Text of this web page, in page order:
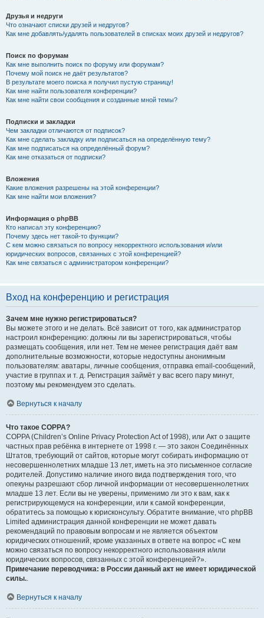
Друзья и недруги
Что означают списки друзей и недругов?
Как мне добавлять/удалять пользователей в списках моих друзей и недругов?
Поиск по форумам
Как мне выполнить поиск по форуму или форумам?
Почему мой поиск не даёт результатов?
В результате моего поиска я получил пустую страницу!
Как мне найти пользователя конференции?
Как мне найти свои сообщения и созданные мной темы?
Подписки и закладки
Чем закладки отличаются от подписок?
Как мне сделать закладку или подписаться на определённую тему?
Как мне подписаться на определённый форум?
Как мне отказаться от подписки?
Вложения
Какие вложения разрешены на этой конференции?
Как мне найти мои вложения?
Информация о phpBB
Кто написал эту конференцию?
Почему здесь нет такой-то функции?
С кем можно связаться по вопросу некорректного использования и/или
юридических вопросов, связанных с этой конференцией?
Как мне связаться с администратором конференции?
Вход на конференцию и регистрация
Зачем мне нужно регистрироваться?
Вы можете этого и не делать. Всё зависит от того, как администратор
настроил конференцию: должны ли вы зарегистрироваться, чтобы
размещать сообщения, или нет. Тем не менее регистрация даёт вам
дополнительные возможности, которые недоступны анонимным
пользователям: аватары, личные сообщения, отправка email-сообщений,
участие в группах и т. д. Регистрация займёт у вас всего пару минут,
поэтому мы рекомендуем это сделать.
Вернуться к началу
Что такое COPPA?
COPPA (Children’s Online Privacy Protection Act of 1998), или Акт о защите
частных прав ребёнка в интернете от 1998 г. — это закон Соединённых
Штатов, требующий от сайтов, которые могут собирать информацию от
несовершеннолетних младше 13 лет, иметь на это письменное согласие
родителей. Допустимо наличие иного вида подтверждения того, что
опекуны разрешают сбор личной информации от несовершеннолетних
младше 13 лет. Если вы не уверены, применимо ли это к вам, как к
регистрирующемуся на конференции, или к самой конференции,
обратитесь за помощью к юрисконсульту. Обратите внимание, что phpBB
Limited администрация данной конференции не может давать
рекомендаций по правовым вопросам и не является объектом
юридических отношений, кроме указанных в ответе на вопрос «С кем
можно связаться по вопросу некорректного использования и/или
юридических вопросов, связанных с этой конференцией?».
Примечание переводчика: в России данный акт не имеет юридической
силы..
Вернуться к началу